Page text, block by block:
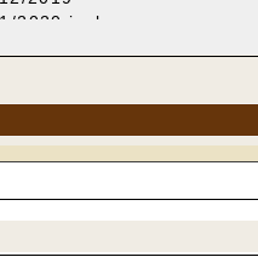
2020 inclus
34 31 ou M.